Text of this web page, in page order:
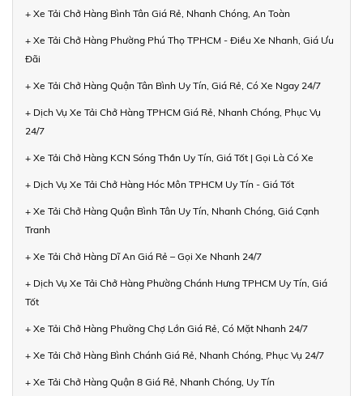
+ Xe Tải Chở Hàng Bình Tân Giá Rẻ, Nhanh Chóng, An Toàn
+ Xe Tải Chở Hàng Phường Phú Thọ TPHCM - Điều Xe Nhanh, Giá Ưu
Đãi
+ Xe Tải Chở Hàng Quận Tân Bình Uy Tín, Giá Rẻ, Có Xe Ngay 24/7
+ Dịch Vụ Xe Tải Chở Hàng TPHCM Giá Rẻ, Nhanh Chóng, Phục Vụ
24/7
+ Xe Tải Chở Hàng KCN Sóng Thần Uy Tín, Giá Tốt | Gọi Là Có Xe
+ Dịch Vụ Xe Tải Chở Hàng Hóc Môn TPHCM Uy Tín - Giá Tốt
+ Xe Tải Chở Hàng Quận Bình Tân Uy Tín, Nhanh Chóng, Giá Cạnh
Tranh
+ Xe Tải Chở Hàng Dĩ An Giá Rẻ – Gọi Xe Nhanh 24/7
+ Dịch Vụ Xe Tải Chở Hàng Phường Chánh Hưng TPHCM Uy Tín, Giá
Tốt
+ Xe Tải Chở Hàng Phường Chợ Lớn Giá Rẻ, Có Mặt Nhanh 24/7
+ Xe Tải Chở Hàng Bình Chánh Giá Rẻ, Nhanh Chóng, Phục Vụ 24/7
+ Xe Tải Chở Hàng Quận 8 Giá Rẻ, Nhanh Chóng, Uy Tín